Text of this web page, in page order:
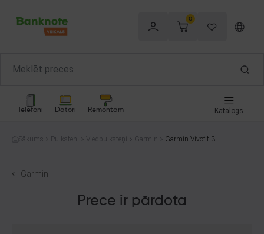
0
Telefoni Datori Remontam Katalogs
Sākums Pulksteņi Viedpulksteņi Garmin Garmin Vivofit 3
Garmin
Prece ir pārdota